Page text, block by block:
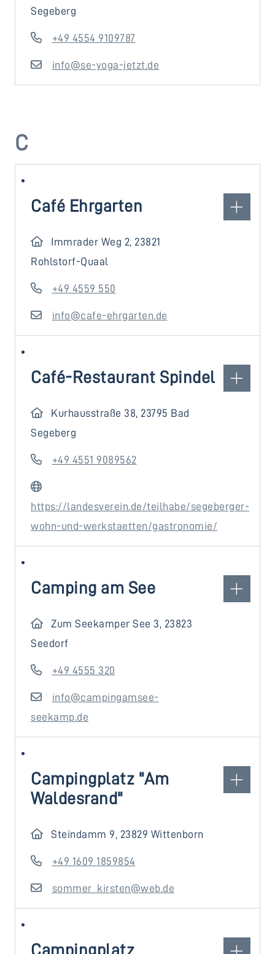
Segeberg
+49 4554 9109787
info@se-yoga-jetzt.de
C
Café Ehrgarten
Immrader Weg 2, 23821
Rohlstorf-Quaal
+49 4559 550
info@cafe-ehrgarten.de
Café-Restaurant Spindel
Kurhausstraße 38, 23795 Bad
Segeberg
+49 4551 9089562
https://landesverein.de/teilhabe/segeberger-
wohn-und-werkstaetten/gastronomie/
Camping am See
Zum Seekamper See 3, 23823
Seedorf
+49 4555 320
info@campingamsee-
seekamp.de
Campingplatz "Am
Waldesrand"
Steindamm 9, 23829 Wittenborn
+49 1609 1859854
sommer_kirsten@web.de
Campingplatz